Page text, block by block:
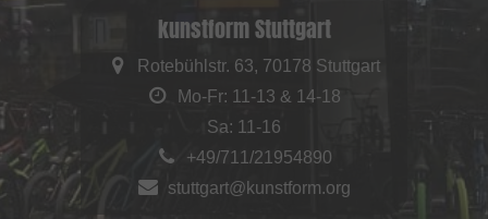
kunstform Stuttgart
Rotebühlstr. 63, 70178 Stuttgart
Mo-Fr: 11-13 & 14-18
Sa: 11-16
+49/711/21954890
stuttgart@kunstform.org